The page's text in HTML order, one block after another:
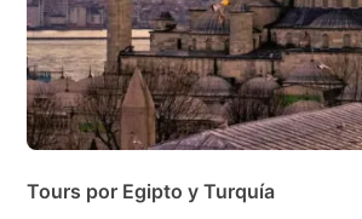
Tours por Egipto y Turquía